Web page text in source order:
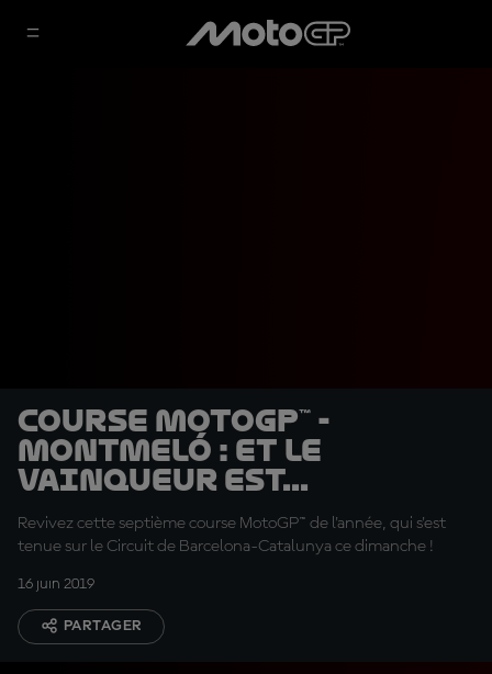
Course MotoGP™ -
Montmeló : Et le
vainqueur est...
Revivez cette septième course MotoGP™ de l'année, qui s'est
tenue sur le Circuit de Barcelona-Catalunya ce dimanche !
16 juin 2019
PARTAGER